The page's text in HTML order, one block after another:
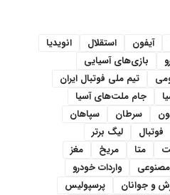
آیفون استقلال
انویدیا
بازی‌های آسیایی
تیم ملی فوتبال ایران
جام ملت‌های آسیا
سرطان
سپاهان
فوتبال
لیگ برتر
متا مریخ
مغز
واردات خودرو
و جوانان
پرسپولیس